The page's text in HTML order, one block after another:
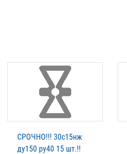
СРОЧНО!!! 30с15нж
ду150 ру40 15 шт.!!